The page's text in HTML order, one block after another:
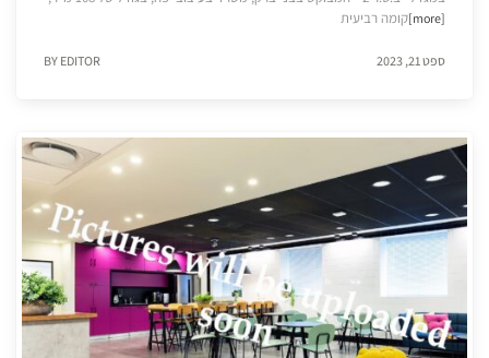
קומה רביעית
[more]
BY EDITOR ספט 21, 2023